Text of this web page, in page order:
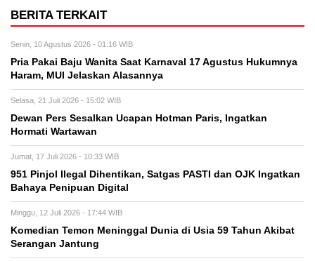
BERITA TERKAIT
Senin, 10 Agustus 2026 - 01:16 WIB
Pria Pakai Baju Wanita Saat Karnaval 17 Agustus Hukumnya
Haram, MUI Jelaskan Alasannya
Selasa, 21 Juli 2026 - 15:02 WIB
Dewan Pers Sesalkan Ucapan Hotman Paris, Ingatkan
Hormati Wartawan
Jumat, 17 Juli 2026 - 10:33 WIB
951 Pinjol Ilegal Dihentikan, Satgas PASTI dan OJK Ingatkan
Bahaya Penipuan Digital
Minggu, 12 Juli 2026 - 17:44 WIB
Komedian Temon Meninggal Dunia di Usia 59 Tahun Akibat
Serangan Jantung